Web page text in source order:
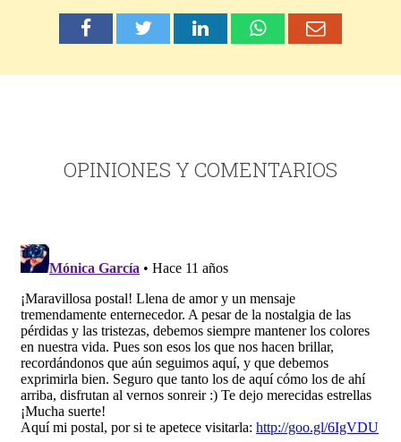
OPINIONES Y COMENTARIOS